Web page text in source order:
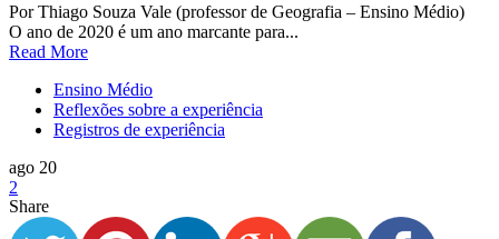
Por Thiago Souza Vale (professor de Geografia – Ensino Médio)
O ano de 2020 é um ano marcante para...
Read More
Ensino Médio
Reflexões sobre a experiência
Registros de experiência
ago 20
2
Share